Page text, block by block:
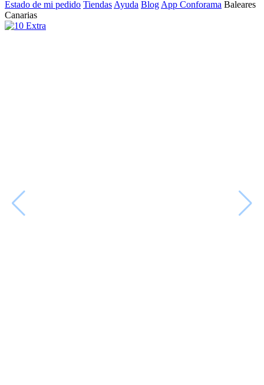
Estado de mi pedido Tiendas Ayuda Blog App Conforama Baleares
Canarias